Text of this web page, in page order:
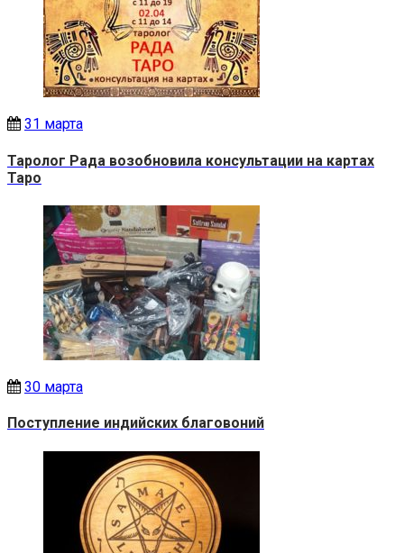
31 марта
Таролог Рада возобновила консультации на картах
Таро
30 марта
Поступление индийских благовоний